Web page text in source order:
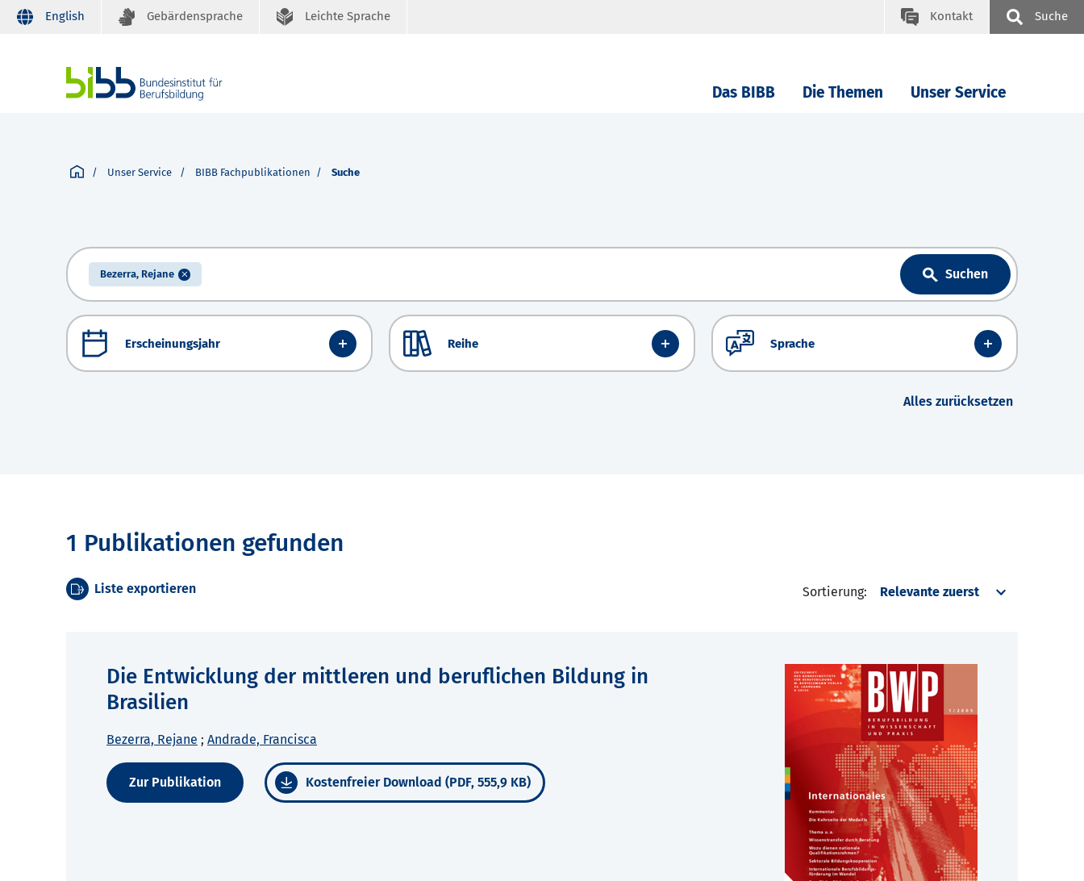
English Gebärdensprache Leichte Sprache Kontakt Suche
Das BIBB Die Themen Unser Service
Unser Service BIBB Fachpublikationen Suche
Bezerra, Rejane Suchen
Erscheinungsjahr Reihe Sprache
Alles zurücksetzen
1 Publikationen gefunden
Liste exportieren Sortierung:
Die Entwicklung der mittleren und beruflichen Bildung in
Brasilien
Bezerra, Rejane ; Andrade, Francisca
Zur Publikation Kostenfreier Download (PDF, 555,9 KB)